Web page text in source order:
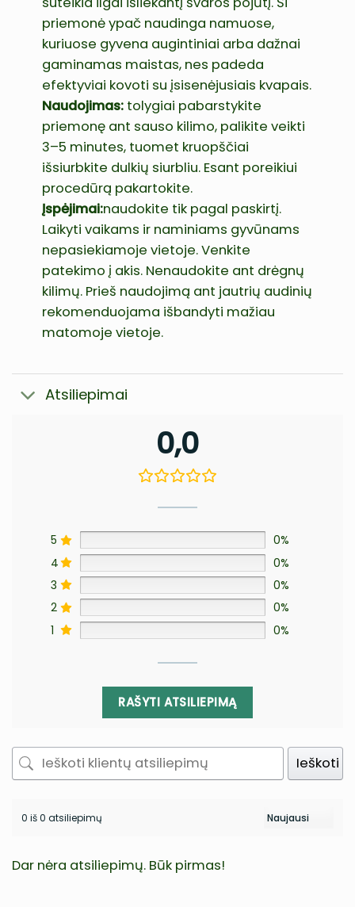
priemonė ypač naudinga namuose,
kuriuose gyvena augintiniai arba dažnai
gaminamas maistas, nes padeda
efektyviai kovoti su įsisenėjusiais kvapais.
Naudojimas: tolygiai pabarstykite
priemonę ant sauso kilimo, palikite veikti
3–5 minutes, tuomet kruopščiai
išsiurbkite dulkių siurbliu. Esant poreikiui
procedūrą pakartokite.
Įspėjimai:naudokite tik pagal paskirtį.
Laikyti vaikams ir naminiams gyvūnams
nepasiekiamoje vietoje. Venkite
patekimo į akis. Nenaudokite ant drėgnų
kilimų. Prieš naudojimą ant jautrių audinių
rekomenduojama išbandyti mažiau
matomoje vietoje.
Atsiliepimai
0,0
5
0%
4
0%
3
0%
2
0%
1
0%
RAŠYTI ATSILIEPIMĄ
Ieškoti
0 iš 0 atsiliepimų
Dar nėra atsiliepimų. Būk pirmas!